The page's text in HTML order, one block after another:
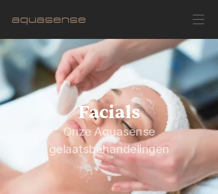
aquasense
Facials
Onze Aquasense
gelaatsbehandelingen